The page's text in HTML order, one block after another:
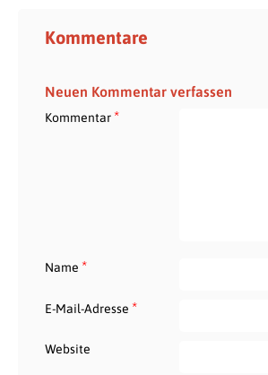
Kommentare
Neuen Kommentar verfassen
Kommentar*
Name *
E-Mail-Adresse *
Website